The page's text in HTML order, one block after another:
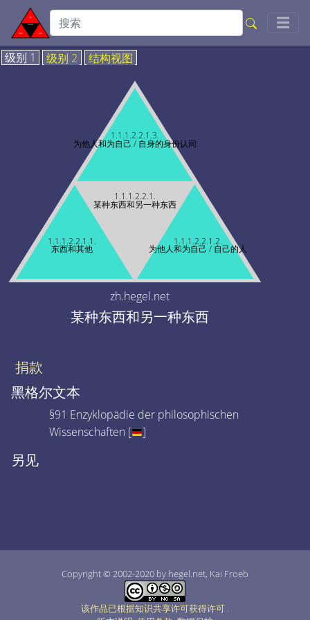
☰
级别 1 级别 2 结构视图
1.1.1.2.2.1.
某种东西和另一种东西
1.1.1.2.2.1.1.
东西和其他
1.1.1.2.2.1.2.
为他人和为自己 / 自己的人
1.1.1.2.2.1.3.
为他人和为自己 / 自身的身份认同
zh.hegel.net
某种东西和另一种东西
捐款
黑格尔文本
§91 Enzyklopädie der philosophischen
Wissenschaften [
]
另见
Copyright © 2002-2020 by hegel.net, Kai Froeb
该作品已根据知识共享许可获得许可 .